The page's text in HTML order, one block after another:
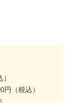
（税込）